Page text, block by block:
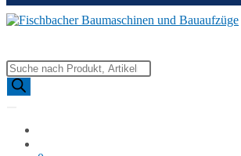
Products
search